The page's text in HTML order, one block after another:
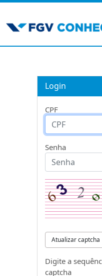
Login
CPF
Senha
Atualizar captcha
Digite a
captcha